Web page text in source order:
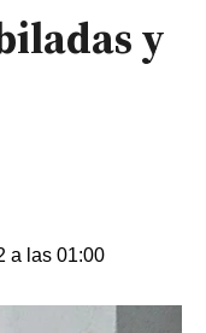
y
a las 01:00